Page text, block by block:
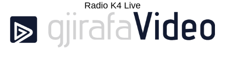
Radio K4 Live